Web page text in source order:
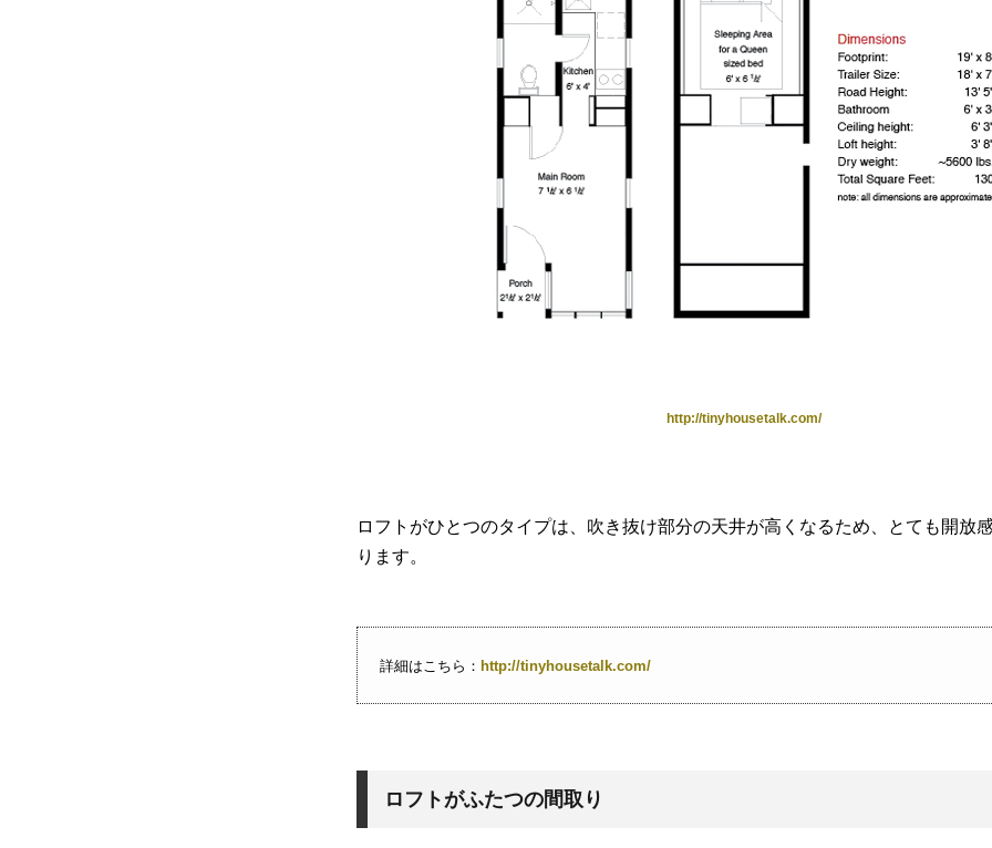
http://tinyhousetalk.com/
ロフトがひとつのタイプは、吹き抜け部分の天井が高くなるため、とても開放
ります。
詳細はこちら： http://tinyhousetalk.com/
ロフトがふたつの間取り